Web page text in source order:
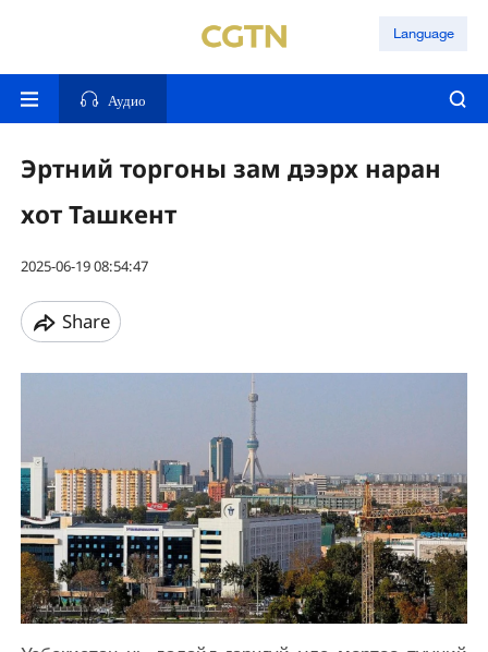
Language
Аудио
Эртний торгоны зам дээрх наран
хот Ташкент
2025-06-19 08:54:47
Share